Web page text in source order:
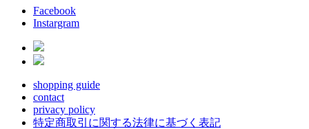
Facebook
Instargram
shopping guide
contact
privacy policy
特定商取引に関する法律に基づく表記